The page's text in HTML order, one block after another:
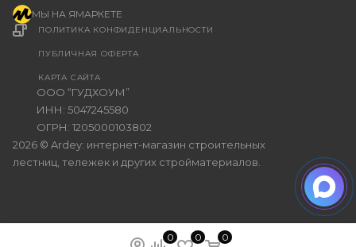
0 0 0
2026 © Ardey: интернет-магазин строительных
лестниц, тележек и других стройматериалов.
ООО “ГУДХОУМ”
ИНН: 5047245580
ОГРН: 1205000103802
ПОЛИТИКА КОНФИДЕНЦИАЛЬНОСТИ
ПУБЛИЧНАЯ ОФЕРТА
КАРТА САЙТА
МЫ НА ЯМАРКЕТЕ